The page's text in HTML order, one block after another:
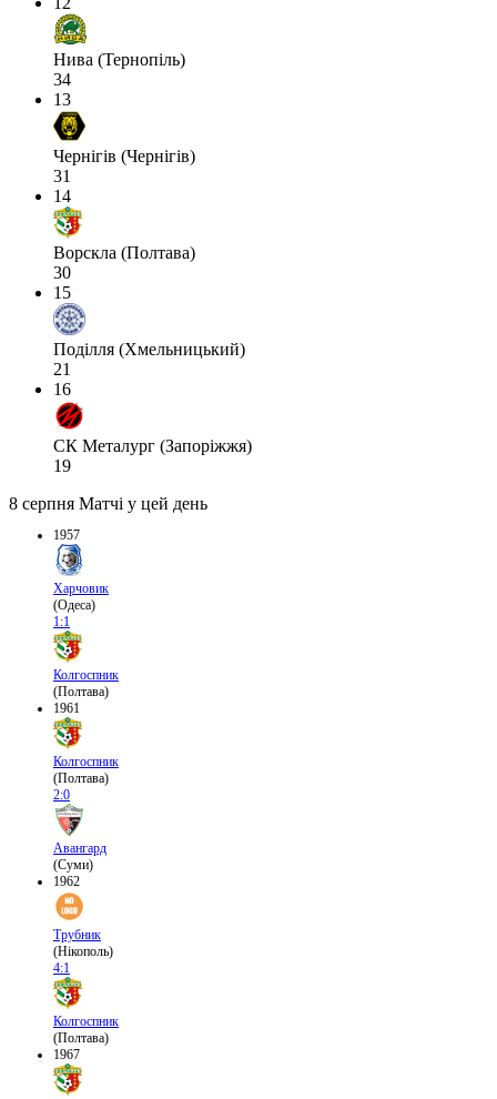
Нива (Тернопіль)
34
13
Чернігів (Чернігів)
31
14
Ворскла (Полтава)
30
15
Поділля (Хмельницький)
21
16
СК Металург (Запоріжжя)
19
8 серпня Матчі у цей день
1957
Харчовик
(Одеса)
1:1
Колгоспник
(Полтава)
1961
Колгоспник
(Полтава)
2:0
Авангард
(Суми)
1962
Трубник
(Нікополь)
4:1
Колгоспник
(Полтава)
1967